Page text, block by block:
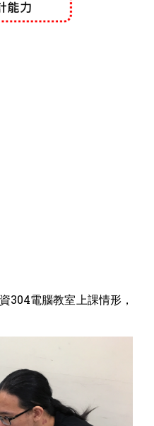
304電腦教室上課情形，